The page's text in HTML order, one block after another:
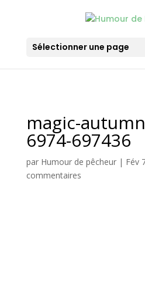
Sélectionner une page
magic-
6974-697436
par Humour de pêcheur| Fév
commentaires